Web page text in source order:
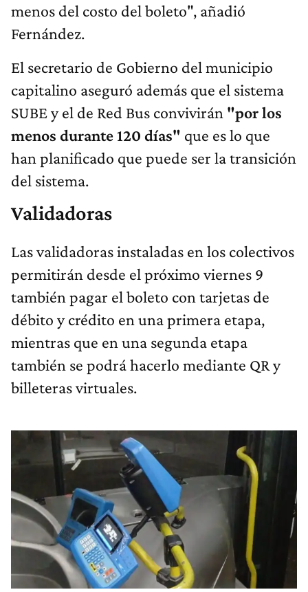
menos del costo del boleto", añadió
Fernández.
El secretario de Gobierno del municipio
capitalino aseguró además que el sistema
SUBE y el de Red Bus convivirán "por los
menos durante 120 días" que es lo que
han planificado que puede ser la transición
del sistema.
Validadoras
Las validadoras instaladas en los colectivos
permitirán desde el próximo viernes 9
también pagar el boleto con tarjetas de
débito y crédito en una primera etapa,
mientras que en una segunda etapa
también se podrá hacerlo mediante QR y
billeteras virtuales.